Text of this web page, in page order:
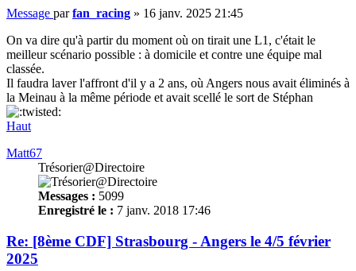
Message parfan_racing » 16 janv. 2025 21:45
On va dire qu'à partir du moment où on tirait une L1, c'était le
meilleur scénario possible : à domicile et contre une équipe mal
classée.
Il faudra laver l'affront d'il y a 2 ans, où Angers nous avait éliminés à
la Meinau à la même période et avait scellé le sort de Stéphan
Haut
Matt67
Trésorier@Directoire
Messages : 5099
Enregistré le : 7 janv. 2018 17:46
Re: [8ème CDF] Strasbourg - Angers le 4/5 février
2025